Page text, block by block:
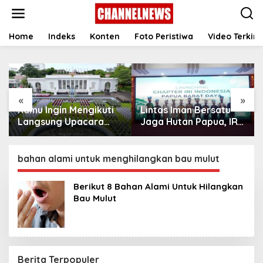
t
Home Indeks Konten Foto Peristiwa Video Terkini
« »
Kamu Ingin Mengikuti
Langsung Upacara
HUT Ke-81
Istana? Ini Link
Pendaftaran Resminya
di Sini
Lintas Iman Bersatu
Jaga Hutan Papua, IRI
Indonesia Resmikan
Daya
bahan alami untuk menghilangkan bau mulut
Berikut 8 Bahan Alami Untuk Hilangkan
Bau Mulut
Berita Terpopuler